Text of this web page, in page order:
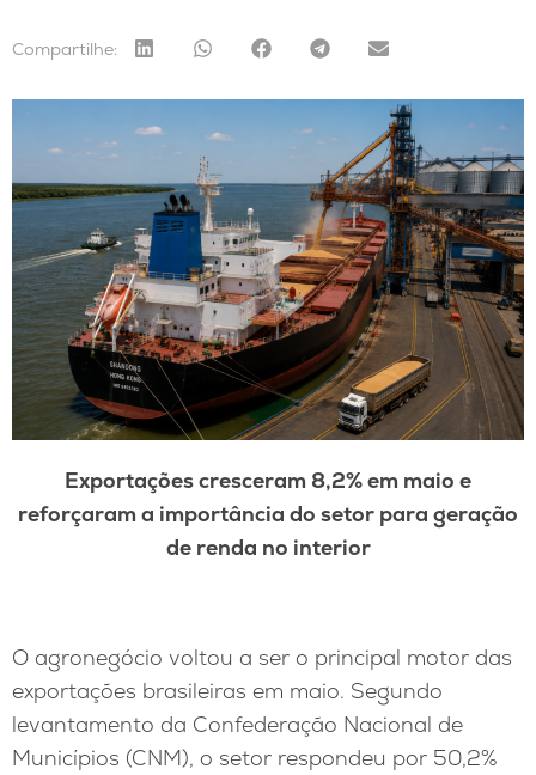
Compartilhe:
Exportações cresceram 8,2% em maio e
reforçaram a importância do setor para geração
de renda no interior
O agronegócio voltou a ser o principal motor das
exportações brasileiras em maio. Segundo
levantamento da Confederação Nacional de
Municípios (CNM), o setor respondeu por 50,2%